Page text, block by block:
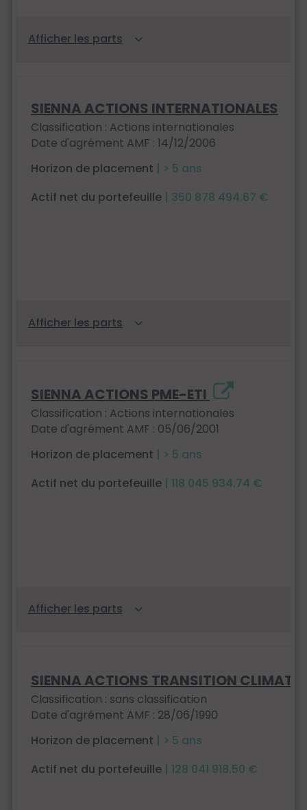
SIENNA ACTIONS INTERNATIONALES
Classification : Actions internationales
Date d'agrément AMF : 14/12/2006
Horizon de placement | > 5 ans
Actif net du portefeuille | 350 878 494.67 €
SIENNA ACTIONS PME-ETI
Classification : Actions internationales
Date d'agrément AMF : 05/06/2001
Horizon de placement | > 5 ans
Actif net du portefeuille | 118 045 934.74 €
SIENNA ACTIONS TRANSITION CLIMAT
Classification : sans classification
Date d'agrément AMF : 28/06/1990
Horizon de placement | > 5 ans
Actif net du portefeuille | 128 041 918.50 €